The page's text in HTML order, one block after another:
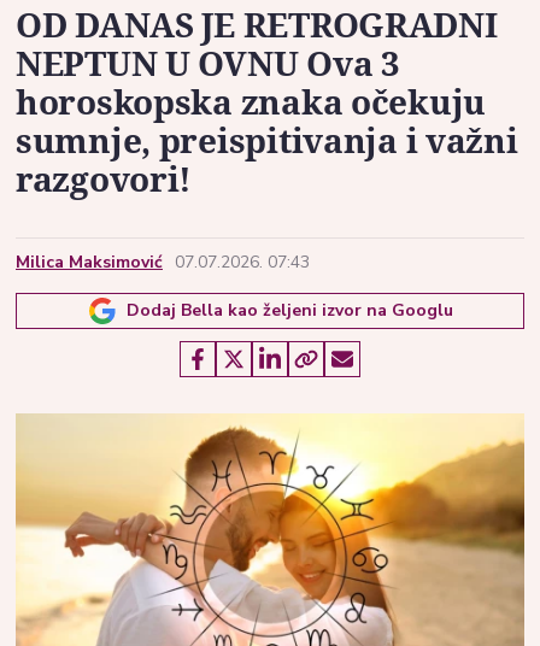
OD DANAS JE RETROGRADNI
NEPTUN U OVNU Ova 3
horoskopska znaka očekuju
sumnje, preispitivanja i važni
razgovori!
Milica Maksimović 07.07.2026. 07:43
Dodaj Bella kao željeni izvor na Googlu